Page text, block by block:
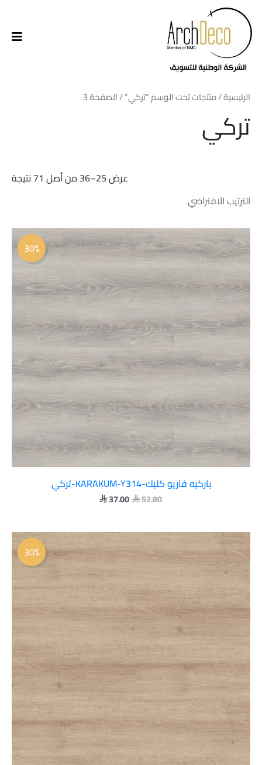
الرئيسية/منتجات تحت الوسم “تركي”/ الصفحة 3
تركي
عرض 25–36 من أصل 71 نتيجة
30%
باركيه فاريو كليك-KARAKUM-Y314-تركي
52.80
السعر
الأصلي
37.00
السعر
الحالي
هو:
30%
السعر
الأصلي
هو:
 52.80.
السعر
الحالي
هو:
 37.00.